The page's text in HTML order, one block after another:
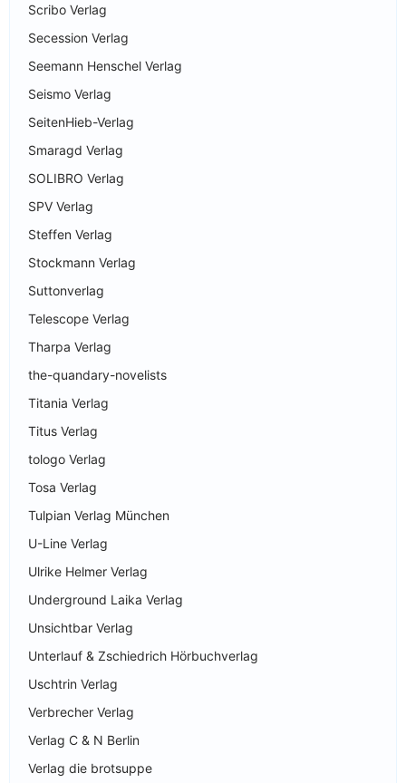
Scribo Verlag
Secession Verlag
Seemann Henschel Verlag
Seismo Verlag
SeitenHieb-Verlag
Smaragd Verlag
SOLIBRO Verlag
SPV Verlag
Steffen Verlag
Stockmann Verlag
Suttonverlag
Telescope Verlag
Tharpa Verlag
the-quandary-novelists
Titania Verlag
Titus Verlag
tologo Verlag
Tosa Verlag
Tulpian Verlag München
U-Line Verlag
Ulrike Helmer Verlag
Underground Laika Verlag
Unsichtbar Verlag
Unterlauf & Zschiedrich Hörbuchverlag
Uschtrin Verlag
Verbrecher Verlag
Verlag C & N Berlin
Verlag die brotsuppe